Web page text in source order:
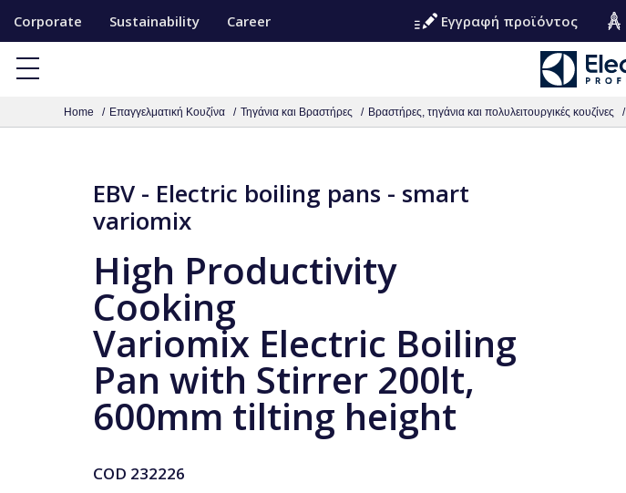
k
Corporate Sustainability Career Εγγραφή προϊόντος
Home Επαγγελματική Κουζίνα Τηγάνια και Βραστήρες Βραστήρες, τηγάνια και πολυλειτουργικές κουζίνες
EBV - Electric boiling pans - smart
variomix
High Productivity
Cooking
Variomix Electric Boiling
Pan with Stirrer 200lt,
600mm tilting height
COD 232226